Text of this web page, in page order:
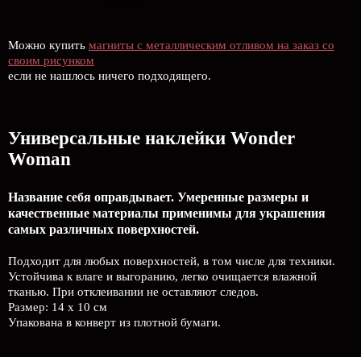
Можно купить магниты с металлическим отливом на заказ со
своим рисунком
если не нашлось ничего подходящего.
Универсальные наклейки Wonder
Woman
Название себя оправдывает. Умеренные размеры и
качественные материалы применимы для украшения
самых различных поверхностей.
Подходит для любых поверхностей, в том числе для техники.
Устойчива к влаге и выгоранию, легко очищается влажной
тканью. При отклеивании не оставляют следов.
Размер: 14 х 10 см
Упакована в конверт из плотной бумаги.